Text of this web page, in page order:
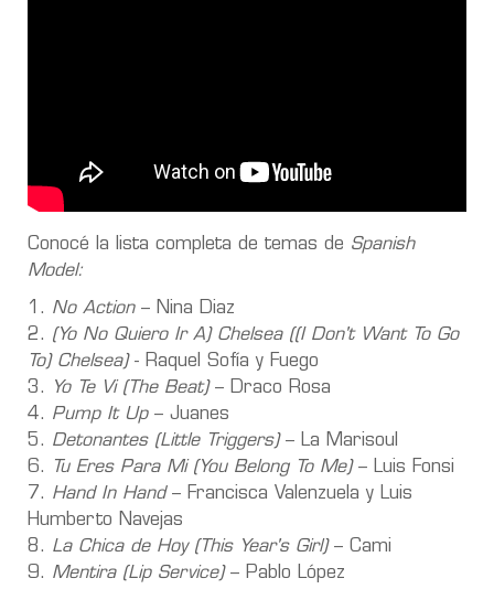
Conocé la lista completa de temas de Spanish
Model:
1. No Action– Nina Diaz
2. (Yo No Quiero Ir A) Chelsea ((I Don't Want To Go
To) Chelsea) - Raquel Sofía y Fuego
3.
Yo Te Vi (The Beat) – Draco Rosa
4. Pump It Up– Juanes
5. Detonantes (Little Triggers) – La Marisoul
6.
Tu Eres Para Mi (You Belong To Me)– Luis Fonsi
7. Hand In Hand – Francisca Valenzuela y Luis
Humberto Navejas
8. La Chica de Hoy (This Year's Girl) – Cami
9. Mentira (Lip Service) – Pablo López